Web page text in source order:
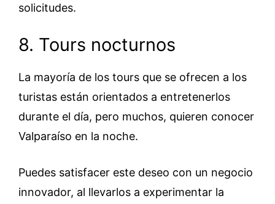
solicitudes.
8. Tours nocturnos
La mayoría de los tours que se ofrecen a los
turistas están orientados a entretenerlos
durante el día, pero muchos, quieren conocer
Valparaíso en la noche.
Puedes satisfacer este deseo con un negocio
innovador, al llevarlos a experimentar la